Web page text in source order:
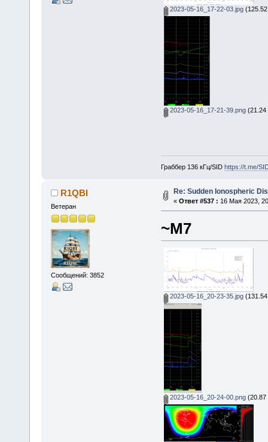
2023-05-16_17-22-03.jpg(125.52
2023-05-16_17-21-39.png(21.24
Граббер 136 кГц/SID https://t.me/
R1QBI
Ветеран
Сообщений: 3852
Re: Sudden Ionospheric
« Ответ #537 : 16 Мая 2023,
~M7
2023-05-16_20-23-35.jpg(131.54
2023-05-16_20-24-00.png(20.87